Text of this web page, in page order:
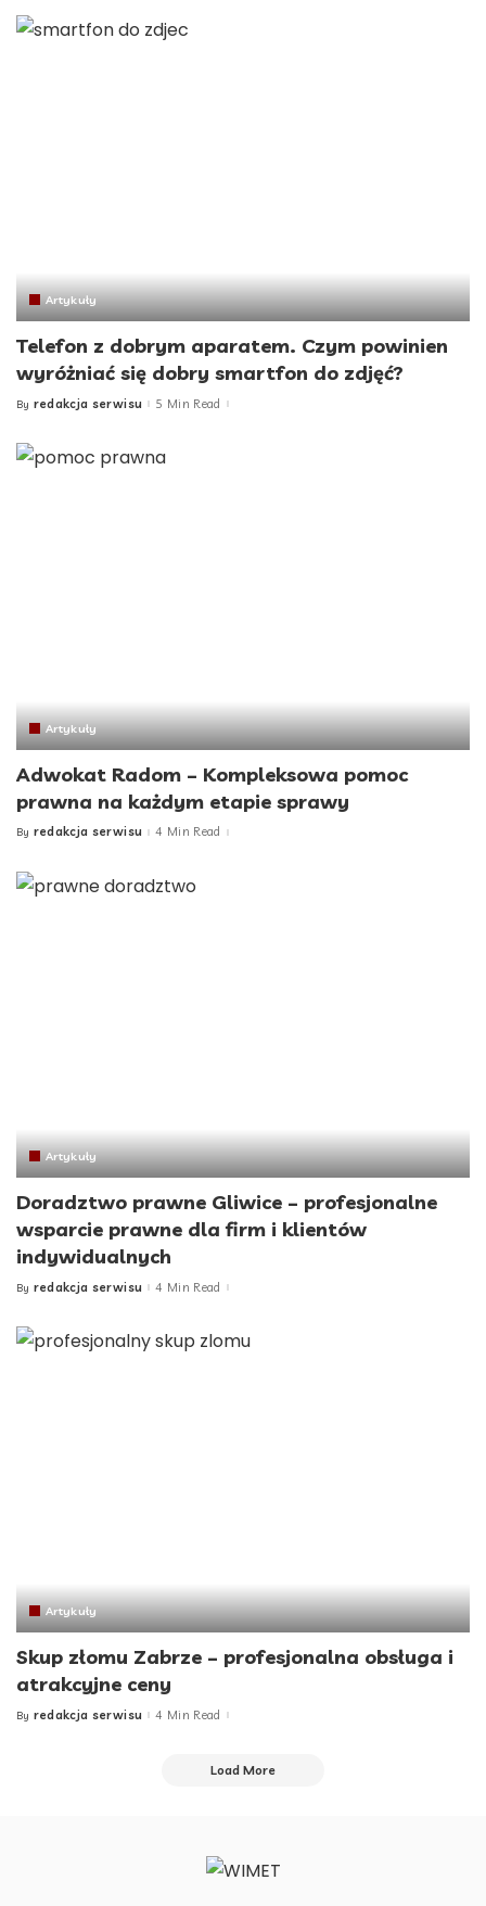
Artykuły
Telefon z dobrym aparatem. Czym powinien
wyróżniać się dobry smartfon do zdjęć?
Posted
By redakcja serwisu 5 Min Read
Artykuły
Adwokat Radom – Kompleksowa pomoc
prawna na każdym etapie sprawy
Posted
By redakcja serwisu 4 Min Read
Artykuły
Doradztwo prawne Gliwice – profesjonalne
wsparcie prawne dla firm i klientów
indywidualnych
Posted
By redakcja serwisu 4 Min Read
Artykuły
Skup złomu Zabrze – profesjonalna obsługa i
atrakcyjne ceny
Posted
By redakcja serwisu 4 Min Read
Load More